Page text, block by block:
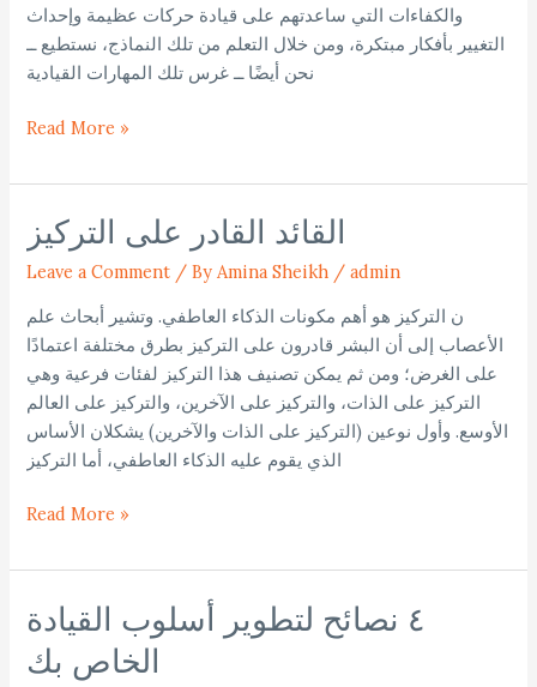
والكفاءات التي ساعدتهم على قيادة حركات عظيمة وإحداث
التغيير بأفكار مبتكرة، ومن خلال التعلم من تلك النماذج، نستطيع ــ
نحن أيضًا ــ غرس تلك المهارات القيادية
Read More »
القائد القادر على التركيز
Leave a Comment /By Amina Sheikh /admin
ن التركيز هو أهم مكونات الذكاء العاطفي. وتشير أبحاث علم
الأعصاب إلى أن البشر قادرون على التركيز بطرق مختلفة اعتمادًا
على الغرض؛ ومن ثم يمكن تصنيف هذا التركيز لفئات فرعية وهي
التركيز على الذات، والتركيز على الآخرين، والتركيز على العالم
الأوسع. وأول نوعين (التركيز على الذات والآخرين) يشكلان الأساس
الذي يقوم عليه الذكاء العاطفي، أما التركيز
القائد
القادر
على
التركيز
Read More »
٤ نصائح لتطوير أسلوب القيادة
الخاص بك
٤
نصائح
لتطوير